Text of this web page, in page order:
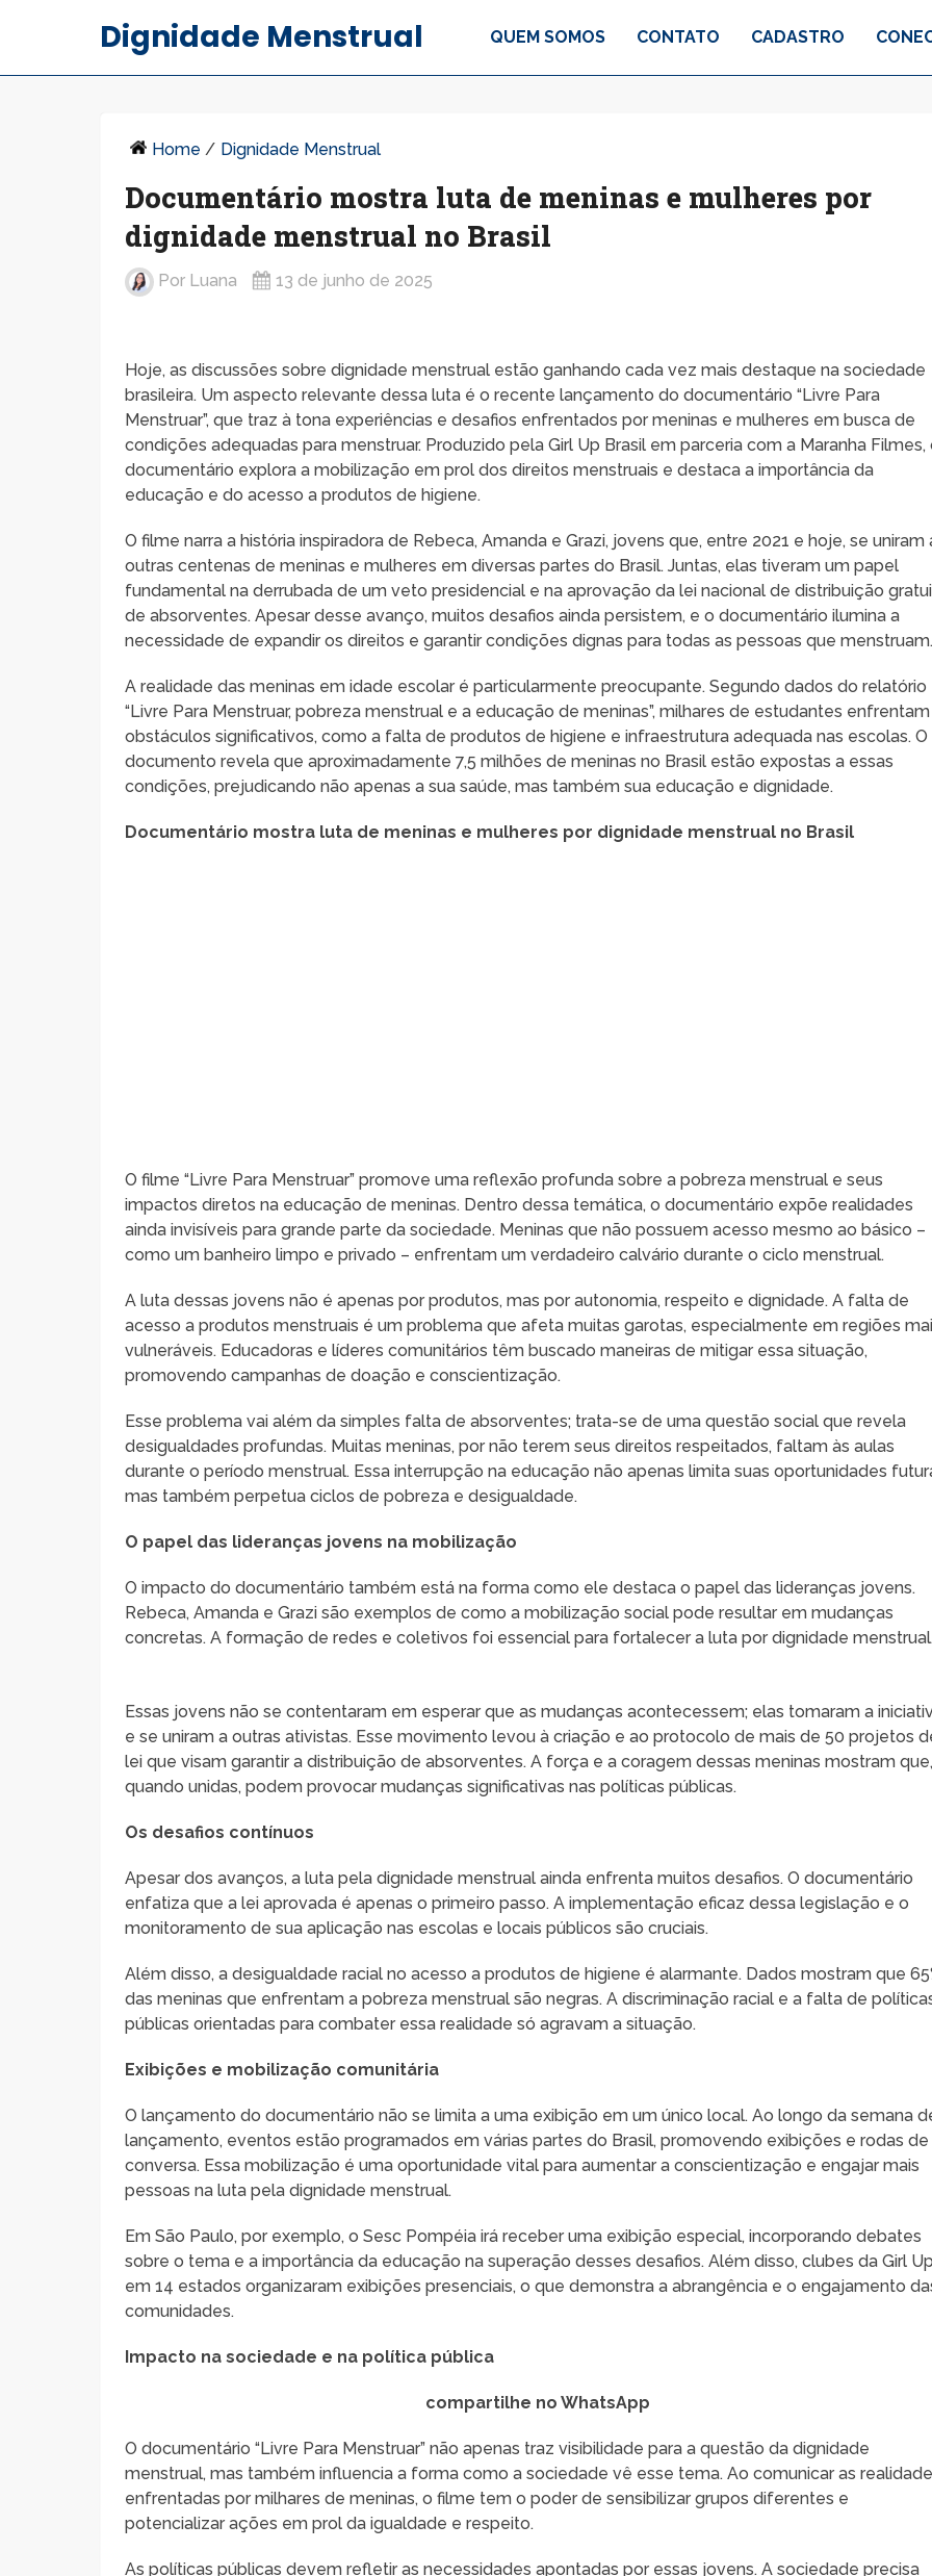
Dignidade Menstrual QUEM SOMOS CONTATO CADASTRO
Home / Dignidade Menstrual
Documentário mostra luta de meninas e mulheres por
dignidade menstrual no Brasil
Por Luana 13 de junho de 2025
Hoje, as discussões sobre dignidade menstrual estão ganhando cada vez mais destaque na sociedade
brasileira. Um aspecto relevante dessa luta é o recente lançamento do documentário “Livre Para
Menstruar”, que traz à tona experiências e desafios enfrentados por meninas e mulheres em busca de
condições adequadas para menstruar. Produzido pela Girl Up Brasil em parceria com a Maranha Filmes,
documentário explora a mobilização em prol dos direitos menstruais e destaca a importância da
educação e do acesso a produtos de higiene.
O filme narra a história inspiradora de Rebeca, Amanda e Grazi, jovens que, entre 2021 e hoje, se uniram
outras centenas de meninas e mulheres em diversas partes do Brasil. Juntas, elas tiveram um papel
fundamental na derrubada de um veto presidencial e na aprovação da lei nacional de distribuição
de absorventes. Apesar desse avanço, muitos desafios ainda persistem, e o documentário ilumina a
necessidade de expandir os direitos e garantir condições dignas para todas as pessoas que
A realidade das meninas em idade escolar é particularmente preocupante. Segundo dados do relatório
“Livre Para Menstruar, pobreza menstrual e a educação de meninas”, milhares de estudantes enfrentam
obstáculos significativos, como a falta de produtos de higiene e infraestrutura adequada nas escolas. O
documento revela que aproximadamente 7,5 milhões de meninas no Brasil estão expostas a essas
condições, prejudicando não apenas a sua saúde, mas também sua educação e dignidade.
Documentário mostra luta de meninas e mulheres por dignidade menstrual no Brasil
O filme “Livre Para Menstruar” promove uma reflexão profunda sobre a pobreza menstrual e seus
impactos diretos na educação de meninas. Dentro dessa temática, o documentário expõe realidades
ainda invisíveis para grande parte da sociedade. Meninas que não possuem acesso mesmo ao básico –
como um banheiro limpo e privado – enfrentam um verdadeiro calvário durante o ciclo menstrual.
A luta dessas jovens não é apenas por produtos, mas por autonomia, respeito e dignidade. A falta de
acesso a produtos menstruais é um problema que afeta muitas garotas, especialmente em regiões
vulneráveis. Educadoras e líderes comunitários têm buscado maneiras de mitigar essa situação,
promovendo campanhas de doação e conscientização.
Esse problema vai além da simples falta de absorventes; trata-se de uma questão social que revela
desigualdades profundas. Muitas meninas, por não terem seus direitos respeitados, faltam às aulas
durante o período menstrual. Essa interrupção na educação não apenas limita suas oportunidades
mas também perpetua ciclos de pobreza e desigualdade.
O papel das lideranças jovens na mobilização
O impacto do documentário também está na forma como ele destaca o papel das lideranças jovens.
Rebeca, Amanda e Grazi são exemplos de como a mobilização social pode resultar em mudanças
concretas. A formação de redes e coletivos foi essencial para fortalecer a luta por dignidade
Essas jovens não se contentaram em esperar que as mudanças acontecessem; elas tomaram a
e se uniram a outras ativistas. Esse movimento levou à criação e ao protocolo de mais de 50 projetos
lei que visam garantir a distribuição de absorventes. A força e a coragem dessas meninas mostram
quando unidas, podem provocar mudanças significativas nas políticas públicas.
Os desafios contínuos
Apesar dos avanços, a luta pela dignidade menstrual ainda enfrenta muitos desafios. O documentário
enfatiza que a lei aprovada é apenas o primeiro passo. A implementação eficaz dessa legislação e o
monitoramento de sua aplicação nas escolas e locais públicos são cruciais.
Além disso, a desigualdade racial no acesso a produtos de higiene é alarmante. Dados mostram que
das meninas que enfrentam a pobreza menstrual são negras. A discriminação racial e a falta de
públicas orientadas para combater essa realidade só agravam a situação.
Exibições e mobilização comunitária
O lançamento do documentário não se limita a uma exibição em um único local. Ao longo da semana
lançamento, eventos estão programados em várias partes do Brasil, promovendo exibições e rodas de
conversa. Essa mobilização é uma oportunidade vital para aumentar a conscientização e engajar mais
pessoas na luta pela dignidade menstrual.
Em São Paulo, por exemplo, o Sesc Pompéia irá receber uma exibição especial, incorporando debates
sobre o tema e a importância da educação na superação desses desafios. Além disso, clubes da Girl
em 14 estados organizaram exibições presenciais, o que demonstra a abrangência e o engajamento
comunidades.
Impacto na sociedade e na política pública
compartilhe no WhatsApp
O documentário “Livre Para Menstruar” não apenas traz visibilidade para a questão da dignidade
menstrual, mas também influencia a forma como a sociedade vê esse tema. Ao comunicar as
enfrentadas por milhares de meninas, o filme tem o poder de sensibilizar grupos diferentes e
potencializar ações em prol da igualdade e respeito.
As políticas públicas devem refletir as necessidades apontadas por essas jovens. A sociedade precisa